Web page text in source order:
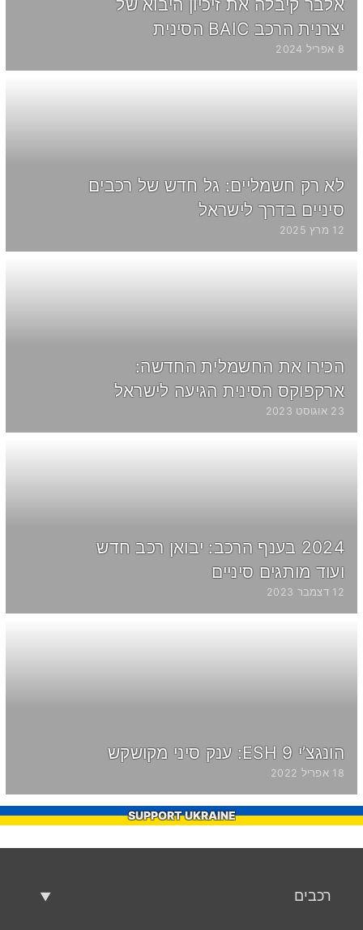
אלבר קיבלה את זיכיון היבוא של
יצרנית הרכב BAIC הסינית
8 אפריל 2024
לא רק חשמליים: גל חדש של רכבים
סיניים בדרך לישראל
12 מרץ 2025
הכירו את החשמלית החדשה:
ארקפוקס הסינית הגיעה לישראל
23 אוגוסט 2023
2024 בענף הרכב: יבואן רכב חדש
ועוד מותגים סיניים
12 דצמבר 2023
הונגצ’י 9 ESH: ענק סיני מקושקש
18 אפריל 2022
SUPPORT UKRAINE
רכבים